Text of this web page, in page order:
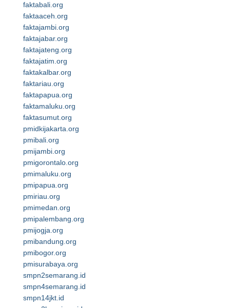
faktabali.org
faktaaceh.org
faktajambi.org
faktajabar.org
faktajateng.org
faktajatim.org
faktakalbar.org
faktariau.org
faktapapua.org
faktamaluku.org
faktasumut.org
pmidkijakarta.org
pmibali.org
pmijambi.org
pmigorontalo.org
pmimaluku.org
pmipapua.org
pmiriau.org
pmimedan.org
pmipalembang.org
pmijogja.org
pmibandung.org
pmibogor.org
pmisurabaya.org
smpn2semarang.id
smpn4semarang.id
smpn14jkt.id